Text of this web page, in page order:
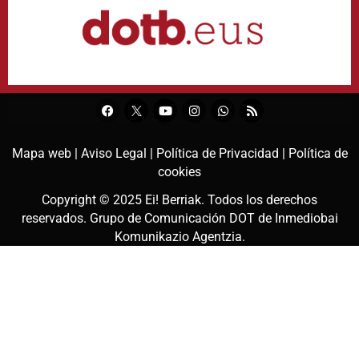
Mapa web | Aviso Legal | Política de Privacidad | Política de
cookies
Copyright © 2025 Ei! Berriak. Todos los derechos
reservados. Grupo de Comunicación DOT de Inmediobai
Komunikazio Agentzia.